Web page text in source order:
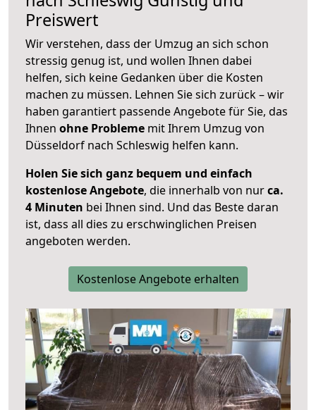
Preiswert
Wir verstehen, dass der Umzug an sich schon
stressig genug ist, und wollen Ihnen dabei
helfen, sich keine Gedanken über die Kosten
machen zu müssen. Lehnen Sie sich zurück – wir
haben garantiert passende Angebote für Sie, das
Ihnen ohne Probleme mit Ihrem Umzug von
Düsseldorf nach Schleswig helfen kann.
Holen Sie sich ganz bequem und einfach
kostenlose Angebote, die innerhalb von nurca.
4 Minuten bei Ihnen sind. Und das Beste daran
ist, dass all dies zu erschwinglichen Preisen
angeboten werden.
Kostenlose Angebote erhalten